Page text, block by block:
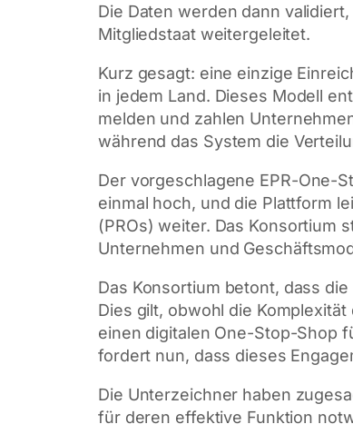
Die Daten werden dann
Mitgliedstaat weitergeleitet.
Kurz gesagt: eine einzige
in jedem Land. Dieses Modell
melden und zahlen
während das System die
Der vorgeschlagene EPR-One-
einmal hoch, und die Plattform
(PROs) weiter. Das Konsortium
Unternehmen und
Das Konsortium betont, dass
Dies gilt, obwohl die
einen digitalen One-Stop-Shop
fordert nun, dass dieses
Die Unterzeichner haben
für deren effektive Funktion